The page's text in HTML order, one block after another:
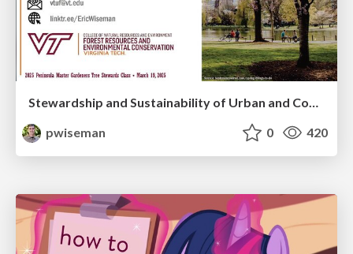
Stewardship and Sustainability of Urban and Community Forests
pwiseman
0 420